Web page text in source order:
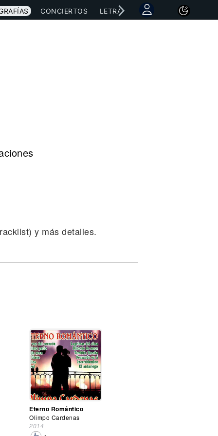
CONCIERTOS LETRAS NOTICIAS
y más detalles.
Eterno Romántico
Olimpo Cardenas
2014